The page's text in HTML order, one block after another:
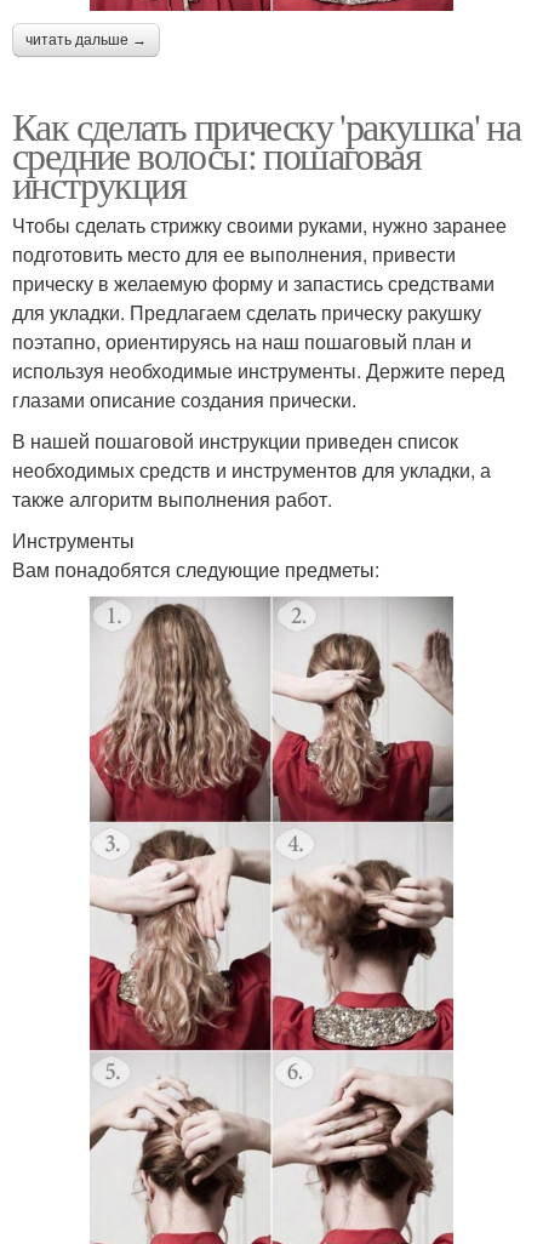
читать дальше →
Как сделать прическу 'ракушка' на
средние волосы: пошаговая
инструкция
Чтобы сделать стрижку своими руками, нужно заранее
подготовить место для ее выполнения, привести
прическу в желаемую форму и запастись средствами
для укладки. Предлагаем сделать прическу ракушку
поэтапно, ориентируясь на наш пошаговый план и
используя необходимые инструменты. Держите перед
глазами описание создания прически.
В нашей пошаговой инструкции приведен список
необходимых средств и инструментов для укладки, а
также алгоритм выполнения работ.
Инструменты
Вам понадобятся следующие предметы: